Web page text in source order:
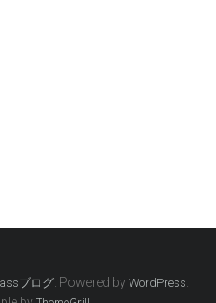
ブログ. Powered by WordPress.